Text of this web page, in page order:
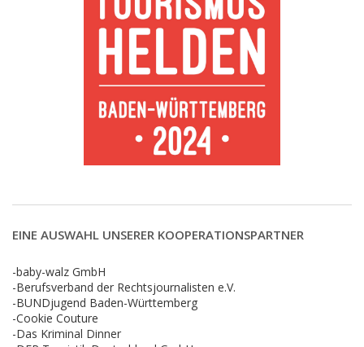
EINE AUSWAHL UNSERER KOOPERATIONSPARTNER
-baby-walz GmbH
-Berufsverband der Rechtsjournalisten e.V.
-BUNDjugend Baden-Württemberg
-Cookie Couture
-Das Kriminal Dinner